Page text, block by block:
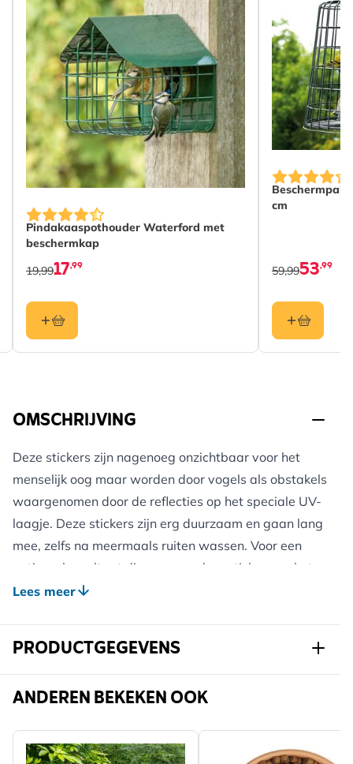
Pindakaaspothouder Waterford met
beschermkap
17,99
19,99
cm
53,99
59,99
OMSCHRIJVING
Deze stickers zijn nagenoeg onzichtbaar voor het
menselijk oog maar worden door vogels als obstakels
waargenomen door de reflecties op het speciale UV-
laagje. Deze stickers zijn erg duurzaam en gaan lang
mee, zelfs na meermaals ruiten wassen. Voor een
optimaal resultaat dienen meerdere stickers op het
raamoppervlak worden aangebracht. Resultaten van
“raambotsingen” kunnen voorkomen worden.
Eén verpakking bevat vijf silhouetten van 18 x 11cm.
Lees meer
PRODUCTGEGEVENS
Art.nr. 944080119
Breedte 116 mm
ANDEREN BEKEKEN OOK